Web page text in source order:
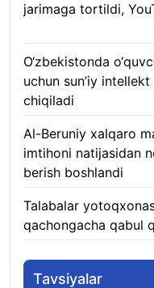
jarimaga tortildi,
O‘zbekistonda
uchun sun’iy
chiqiladi
Al-Beruniy xalqaro
imtihoni natijasidan
berish boshlandi
Talabalar
qachongacha qabul
Tavsiyalar